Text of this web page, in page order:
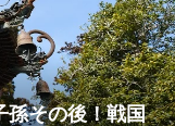
孫その後！戦国